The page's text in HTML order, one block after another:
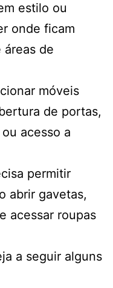
estilo ou
onde ficam
áreas de
móveis
de portas,
acesso a
permitir
abrir gavetas,
acessar roupas
a seguir alguns